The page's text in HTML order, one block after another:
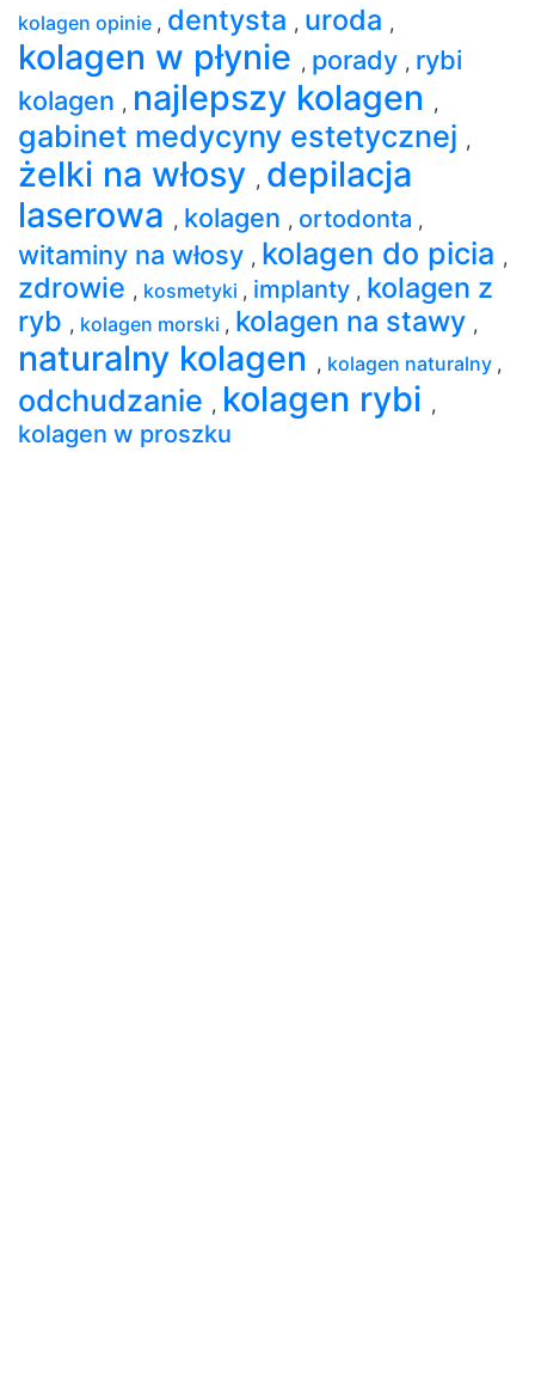
kolagen opinie , dentysta , uroda ,
kolagen w płynie , porady , rybi
kolagen , najlepszy kolagen ,
gabinet medycyny estetycznej ,
żelki na włosy , depilacja
laserowa , kolagen , ortodonta ,
witaminy na włosy , kolagen do picia ,
zdrowie , kosmetyki , implanty , kolagen z
ryb , kolagen morski , kolagen na stawy ,
naturalny kolagen , kolagen naturalny ,
odchudzanie , kolagen rybi ,
kolagen w proszku